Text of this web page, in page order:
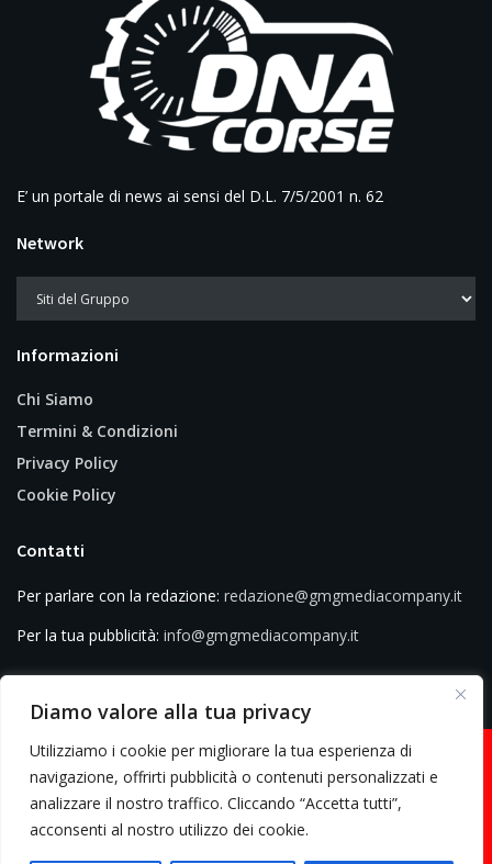
Diamo valore alla tua privacy
Utilizziamo i cookie per migliorare la tua esperienza di
navigazione, offrirti pubblicità o contenuti personalizzati e
analizzare il nostro traffico. Cliccando “Accetta tutti”,
acconsenti al nostro utilizzo dei cookie.
E’ un portale di news ai sensi del D.L. 7/5/2001 n. 62
Network
Informazioni
Chi Siamo
Termini & Condizioni
Privacy Policy
Cookie Policy
Contatti
Per parlare con la redazione: redazione@gmgmediacompany.it
Per la tua pubblicità: info@gmgmediacompany.it
© 2026 GMG Media Company Di Mossutti Gianluca | Sede legale: Corso